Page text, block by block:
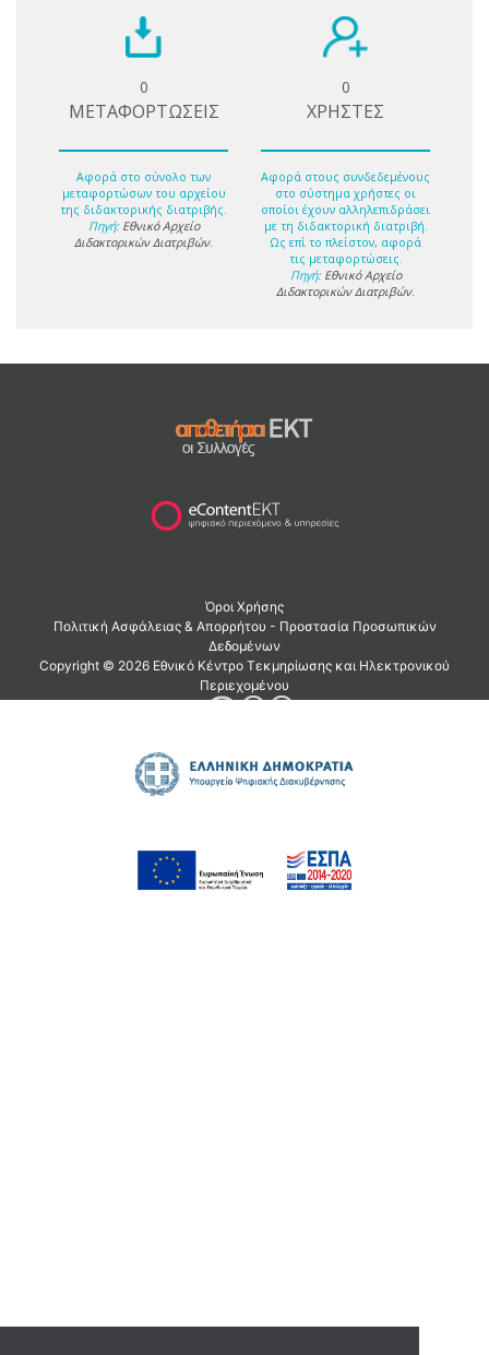
0
ΜΕΤΑΦΟΡΤΩΣΕΙΣ
Αφορά στο σύνολο των
μεταφορτώσων του αρχείου
της διδακτορικής διατριβής.
Πηγή: Εθνικό Αρχείο
Διδακτορικών Διατριβών.
0
ΧΡΗΣΤΕΣ
Αφορά στους συνδεδεμένους
στο σύστημα χρήστες οι
οποίοι έχουν αλληλεπιδράσει
με τη διδακτορική διατριβή.
Ως επί το πλείστον, αφορά
τις μεταφορτώσεις.
Πηγή: Εθνικό Αρχείο
Διδακτορικών Διατριβών.